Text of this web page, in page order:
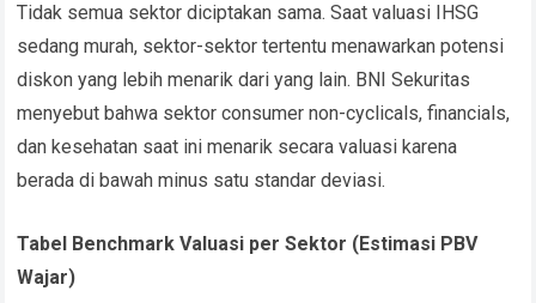
Tidak semua sektor diciptakan sama. Saat valuasi IHSG
sedang murah, sektor-sektor tertentu menawarkan potensi
diskon yang lebih menarik dari yang lain. BNI Sekuritas
menyebut bahwa sektor consumer non-cyclicals, financials,
dan kesehatan saat ini menarik secara valuasi karena
berada di bawah minus satu standar deviasi.
Tabel Benchmark Valuasi per Sektor (Estimasi PBV
Wajar)